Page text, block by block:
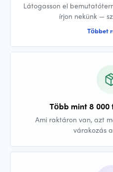
Látogasson el
írjon nekünk —
Többet
Több mint 8
Ami raktáron van, azt
várakozás